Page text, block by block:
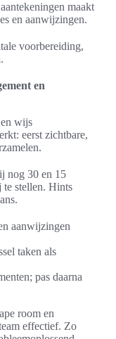
maakt
en aanwijzingen.
voorbereiding,
.
en
wijs
eerst zichtbare,
nog 30 en 15
te stellen. Hints
aanwijzingen
taken als
pas daarna
room en
effectief. Zo